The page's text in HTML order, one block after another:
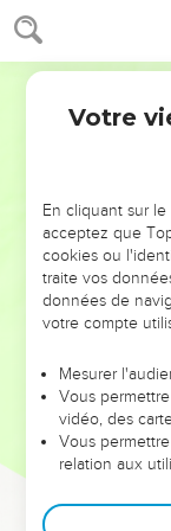
NE
ET SI LEURS
leur foi ou leur
et les saisons
Dans cette
clés pour
Votre
En cliquant sur
acceptez que
cookies ou
traite vos
données de
votre compte
Mesurer
Vous
vidéo, des
Vous
relation aux